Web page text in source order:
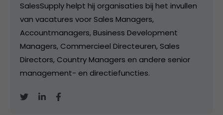
SalesSupply helpt hij organisaties bij het invullen
van vacatures voor Sales Managers,
Accountmanagers, Business Development
Managers, Commercieel Directeuren, Sales
Directors, Country Managers en andere senior
management- en directiefuncties.